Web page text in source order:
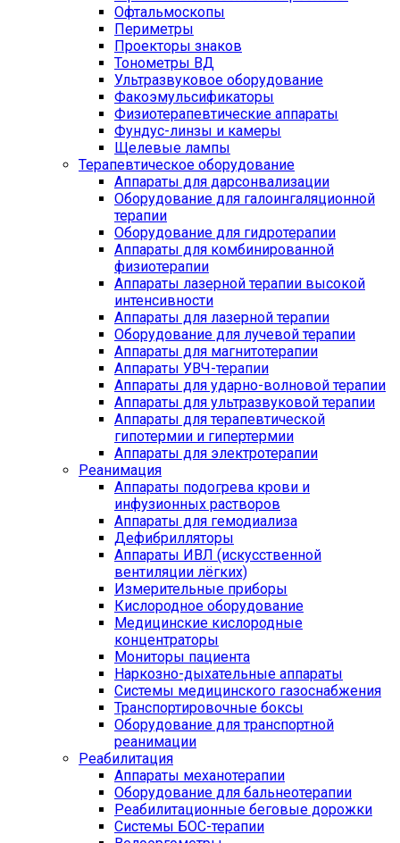
Офтальмоскопы
Периметры
Проекторы знаков
Тонометры ВД
Ультразвуковое оборудование
Факоэмульсификаторы
Физиотерапевтические аппараты
Фундус-линзы и камеры
Щелевые лампы
Терапевтическое оборудование
Аппараты для дарсонвализации
Оборудование для галоингаляционной
терапии
Оборудование для гидротерапии
Аппараты для комбинированной
физиотерапии
Аппараты лазерной терапии высокой
интенсивности
Аппараты для лазерной терапии
Оборудование для лучевой терапии
Аппараты для магнитотерапии
Аппараты УВЧ-терапии
Аппараты для ударно-волновой терапии
Аппараты для ультразвуковой терапии
Аппараты для терапевтической
гипотермии и гипертермии
Аппараты для электротерапии
Реанимация
Аппараты подогрева крови и
инфузионных растворов
Аппараты для гемодиализа
Дефибрилляторы
Аппараты ИВЛ (искусственной
вентиляции лёгких)
Измерительные приборы
Кислородное оборудование
Медицинские кислородные
концентраторы
Мониторы пациента
Наркозно-дыхательные аппараты
Системы медицинского газоснабжения
Транспортировочные боксы
Оборудование для транспортной
реанимации
Реабилитация
Аппараты механотерапии
Оборудование для бальнеотерапии
Реабилитационные беговые дорожки
Системы БОС-терапии